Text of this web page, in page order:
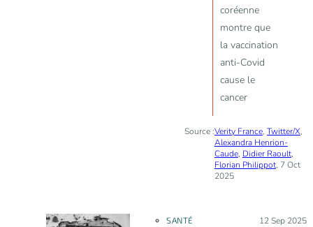
coréenne
montre que
la vaccination
anti-Covid
cause le
cancer
Source :Verity France, Twitter/X,
Alexandra Henrion-
Caude, Didier Raoult,
Florian Philippot, 7 Oct
2025
SANTÉ Posté le :
12 Sep 2025